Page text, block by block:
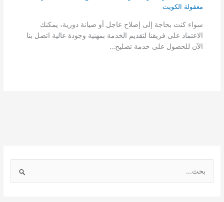
معقولة الكويت
سواء كنت بحاجة إلى إصلاح عاجل أو صيانة دورية، يمكنك
الاعتماد على فريقنا لتقديم الخدمة بمهنية وجودة عالية اتصل بنا
الآن للحصول على خدمة تصليح…